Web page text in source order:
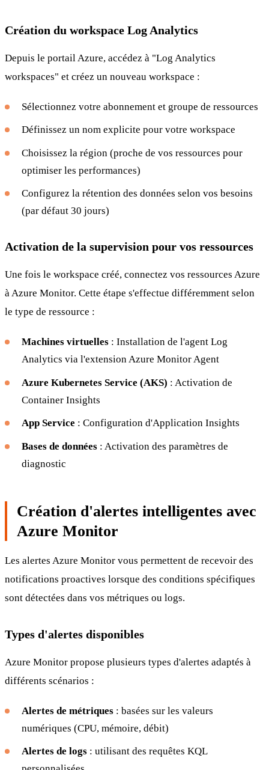
Création du workspace Log Analytics
Depuis le portail Azure, accédez à "Log Analytics
workspaces" et créez un nouveau workspace :
Sélectionnez votre abonnement et groupe de ressources
Définissez un nom explicite pour votre workspace
Choisissez la région (proche de vos ressources pour
optimiser les performances)
Configurez la rétention des données selon vos besoins
(par défaut 30 jours)
Activation de la supervision pour vos ressources
Une fois le workspace créé, connectez vos ressources Azure
à Azure Monitor. Cette étape s'effectue différemment selon
le type de ressource :
Machines virtuelles : Installation de l'agent Log
Analytics via l'extension Azure Monitor Agent
Azure Kubernetes Service (AKS) : Activation de
Container Insights
App Service : Configuration d'Application Insights
Bases de données : Activation des paramètres de
diagnostic
Création d'alertes intelligentes avec
Azure Monitor
Les alertes Azure Monitor vous permettent de recevoir des
notifications proactives lorsque des conditions spécifiques
sont détectées dans vos métriques ou logs.
Types d'alertes disponibles
Azure Monitor propose plusieurs types d'alertes adaptés à
différents scénarios :
Alertes de métriques : basées sur les valeurs
numériques (CPU, mémoire, débit)
Alertes de logs : utilisant des requêtes KQL